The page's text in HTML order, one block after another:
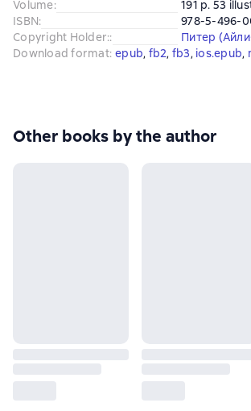
Volume:
191 p. 53
ISBN:
978-5-496-
Copyright Holder::
Питер
Download format: epub, fb2, fb3, ios.epub,
Other books by the author